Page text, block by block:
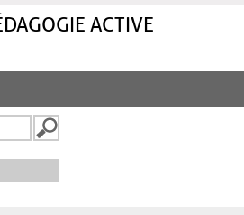
ACTIVE